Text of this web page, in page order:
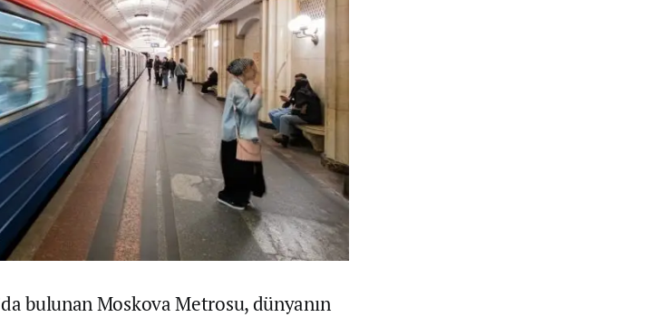
bulunan Moskova Metrosu, dünyanın